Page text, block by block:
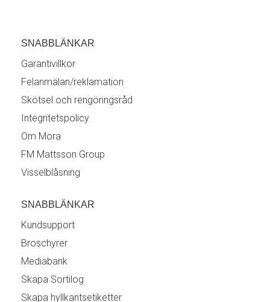
SNABBLÄNKAR
Garantivillkor
Felanmälan/reklamation
Skötsel och rengöringsråd
Integritetspolicy
Om Mora
FM Mattsson Group
Visselblåsning
SNABBLÄNKAR
Kundsupport
Broschyrer
Mediabank
Skapa Sortilog
Skapa hyllkantsetiketter